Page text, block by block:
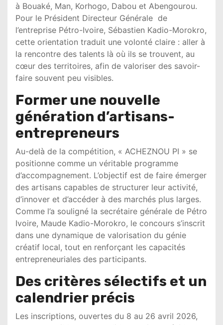
à Bouaké, Man, Korhogo, Dabou et Abengourou.
Pour le Président Directeur Générale de
l’entreprise Pétro-Ivoire, Sébastien Kadio-Morokro,
cette orientation traduit une volonté claire : aller à
la rencontre des talents là où ils se trouvent, au
cœur des territoires, afin de valoriser des savoir-
faire souvent peu visibles.
Former une nouvelle
génération d’artisans-
entrepreneurs
Au-delà de la compétition, « ACHEZNOU PI » se
positionne comme un véritable programme
d’accompagnement. L’objectif est de faire émerger
des artisans capables de structurer leur activité,
d’innover et d’accéder à des marchés plus larges.
Comme l’a souligné la secrétaire générale de Pétro
Ivoire, Maude Kadio-Morokro, le concours s’inscrit
dans une dynamique de valorisation du génie
créatif local, tout en renforçant les capacités
entrepreneuriales des participants.
Des critères sélectifs et un
calendrier précis
Les inscriptions, ouvertes du 8 au 26 avril 2026,